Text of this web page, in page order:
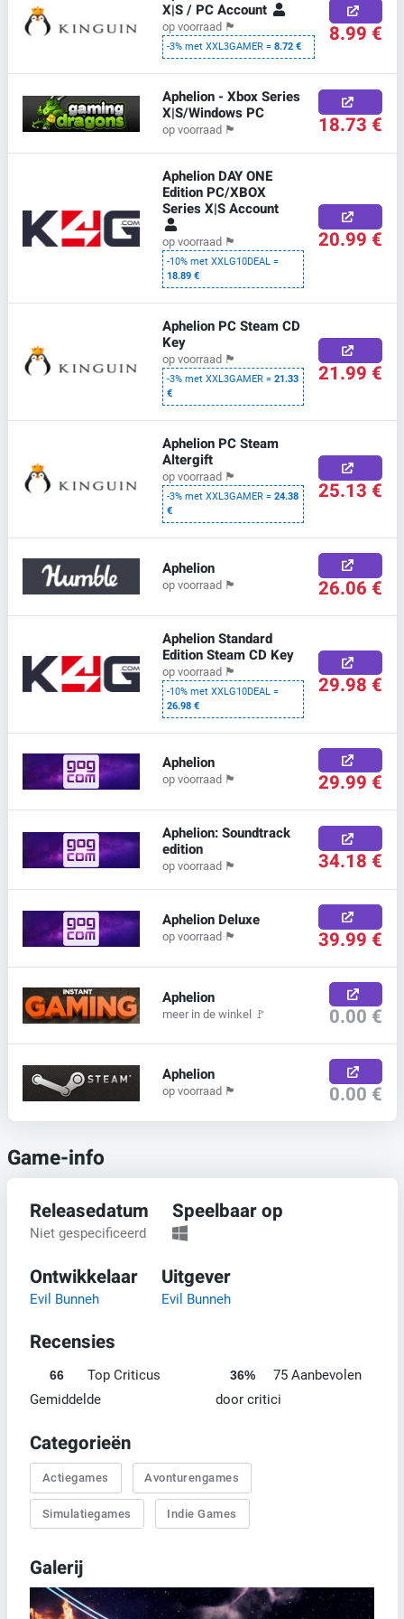
X|S / PC Account
op voorraad 🏴
-3% met XXL3GAMER =8.72 € 8.99 €
Aphelion - Xbox Series
X|S/Windows PC
op voorraad 🏴 18.73 €
Aphelion DAY ONE
Edition PC/XBOX
Series X|S Account
op voorraad 🏴
-10% met XXLG10DEAL =
18.89 €
20.99 €
Aphelion PC Steam CD
Key
op voorraad 🏴
-3% met XXL3GAMER =21.33
€
21.99 €
Aphelion PC Steam
Altergift
op voorraad 🏴
-3% met XXL3GAMER =24.38
€
25.13 €
Aphelion
op voorraad 🏴 26.06 €
Aphelion Standard
Edition Steam CD Key
op voorraad 🏴
-10% met XXLG10DEAL =
26.98 €
29.98 €
Aphelion
op voorraad 🏴 29.99 €
Aphelion: Soundtrack
edition
op voorraad 🏴 34.18 €
Aphelion Deluxe
op voorraad 🏴 39.99 €
Aphelion
meer in de winkel 🚩 0.00 €
Aphelion
op voorraad 🏴 0.00 €
Game-info
Releasedatum
Niet gespecificeerd
Speelbaar op
Ontwikkelaar
Evil Bunneh
Uitgever
Evil Bunneh
Recensies
66
Top Criticus
Gemiddelde
36%
75 Aanbevolen
door critici
Categorieën
Actiegames Avonturengames
Simulatiegames Indie Games
Galerij